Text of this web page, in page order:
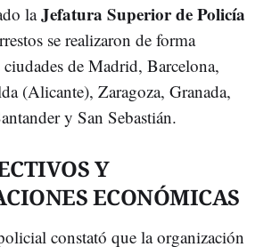
laJefatura Superior de Policía
se realizaron de forma
de Madrid, Barcelona,
(Alicante), Zaragoza, Granada,
y San Sebastián.
Y
ECONÓMICAS
constató que la organización